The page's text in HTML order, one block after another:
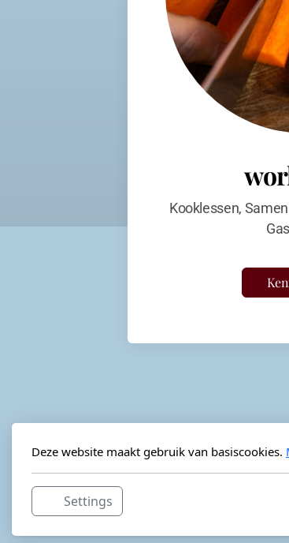
Kooklessen,
Deze website maakt gebruik van basiscookies.
Settings